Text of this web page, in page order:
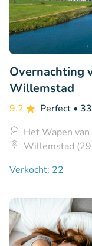
Overnachting
Willemstad
9.2 Perfect •
Het Wapen
Willemstad
Verkocht: 22